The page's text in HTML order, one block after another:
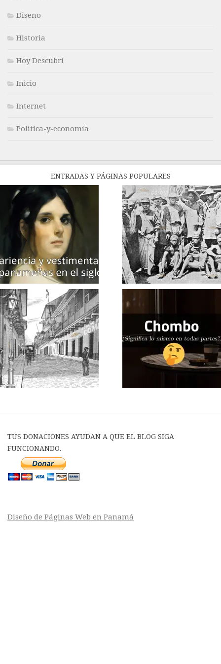
Diseño
Historia
Hoy Descubrí
Inicio
Internet
Politica-y-economía
ENTRADAS Y PÁGINAS POPULARES
TUS DONACIONES AYUDAN A QUE EL BLOG SIGA
FUNCIONANDO.
Diseño de Páginas Web en Panamá